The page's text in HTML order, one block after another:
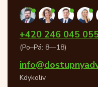
+420 246 045
(Po–Pá: 8—18)
Kdykoliv